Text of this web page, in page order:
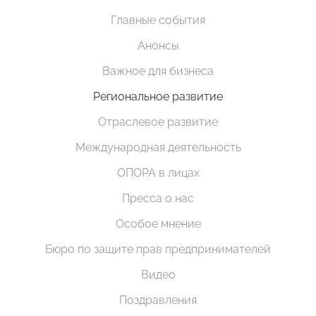
Главные события
Анонсы
Важное для бизнеса
Региональное развитие
Отраслевое развитие
Международная деятельность
ОПОРА в лицах
Пресса о нас
Особое мнение
Бюро по защите прав предпринимателей
Видео
Поздравления